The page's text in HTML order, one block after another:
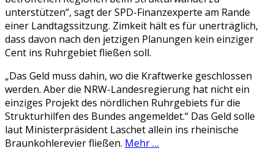
unterstützen“, sagt der SPD-Finanzexperte am Rande
einer Landtagssitzung. Zimkeit hält es für unerträglich,
dass davon nach den jetzigen Planungen kein einziger
Cent ins Ruhrgebiet fließen soll.
„Das Geld muss dahin, wo die Kraftwerke geschlossen
werden. Aber die NRW-Landesregierung hat nicht ein
einziges Projekt des nördlichen Ruhrgebiets für die
Strukturhilfen des Bundes angemeldet.“ Das Geld solle
laut Ministerpräsident Laschet allein ins rheinische
Braunkohlerevier fließen. Mehr …